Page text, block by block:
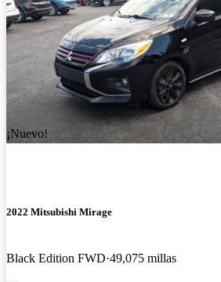
¡Nuevo!
2022 Mitsubishi Mirage
Black Edition FWD 49,075 millas